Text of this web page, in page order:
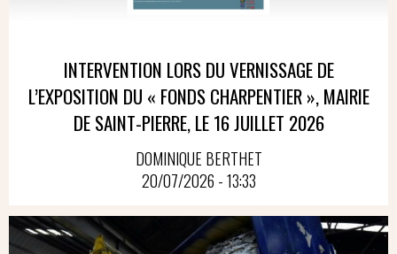
INTERVENTION LORS DU VERNISSAGE DE
L’EXPOSITION DU « FONDS CHARPENTIER », MAIRIE
DE SAINT-PIERRE, LE 16 JUILLET 2026
DOMINIQUE BERTHET
20/07/2026 - 13:33